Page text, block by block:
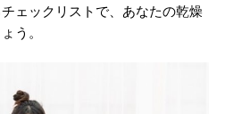
ェックリストで、あなたの乾燥
う。